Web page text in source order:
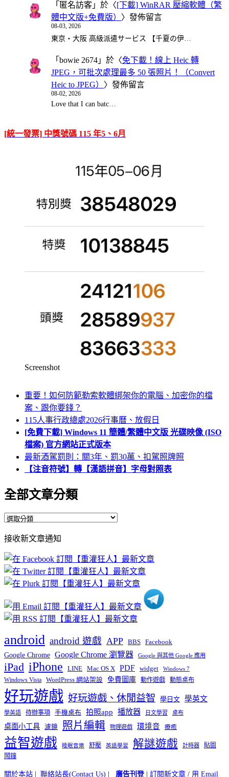
「 匿名訪客 」於〈[下載] WinRAR 壓縮軟體（繁
體中文版+免費版） 〉發佈留言
08-03, 2026
東京・大阪 高級派遣サービス 【千夏の伊…
「 bowie 2674 」於〈免下載！線上 Heic 轉
JPEG，可批次處理最多 50 張照片！（Convert
Heic to JPEG） 〉發佈留言
08-02, 2026
Love that I can batc…
[統一發票] 中獎號碼 115 年5、6月
Screenshot
重要！如何防範勒索軟體綁架你的電腦、加密你的檔
案、跟你要錢？
115人事行政總處2026行事曆、放假日
[免費下載] Windows 11 簡體/繁體中文版 光碟映像 (ISO
檔案) 官方網站正式版本
最新酒駕罰則：關3年、罰30萬、扣駕照牌照
【注音符號】轉【漢語拼音】字母對照表
全部文章分類
全
文
章
分
類
接收新文章通知
android android 遊戲 APP BBS Facebook
Google Chrome Google Chrome 瀏覽器 Google 與其他 Google 應用
iPad iPhone LINE Mac OS X PDF widget Windows 7
Windows Vista WordPress 網站架設 免費圖庫 動作遊戲 動態桌布
好玩遊戲 好玩遊戲、休閒益智 學日文 學英文
學英語 待辦事項 手機桌布 拍照app 播放器 日文學習 桌布
桌面小工具 濾鏡 照片編輯 物理遊戲 環境音 療癒
益智遊戲 睡眠音樂 舒壓 英語學習 解謎遊戲 計時器
貼圖
鬧鐘
關於本站 | 聯絡站長(Contact Us) | 廣告刊登| 訂閱新文章 / 用 Email